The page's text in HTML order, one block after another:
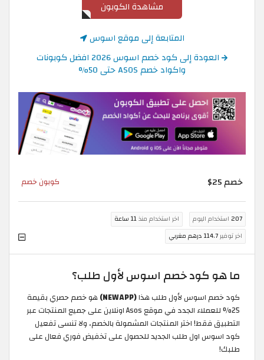
مشاهدة الكوبون
المتابعة إلى موقع اسوس
العودة إلى كود خصم اسوس 2026 افضل كوبونات
واكواد خصم ASOS حتى 50%
خصم 25$ كوبون خصم
207 استخدام اليوم اخر استخدام منذ11 ساعة
اخر توفير114.7 درهم مغربي
ما هو كود خصم اسوس لأول طلب؟
كود خصم اسوس لأول طلب هذا(NEWAPP)
هو خصم حصري بقيمة
25% للعملاء الجدد في موقع Asos اونلاين على جميع المنتجات عبر
التطبيق فقط! اختر المنتجات المشمولة بالخصم، ولا تنسى تفعيل
كود اسوس اول طلب الجديد للحصول على تخفيض فوري فعال على
طلبك!